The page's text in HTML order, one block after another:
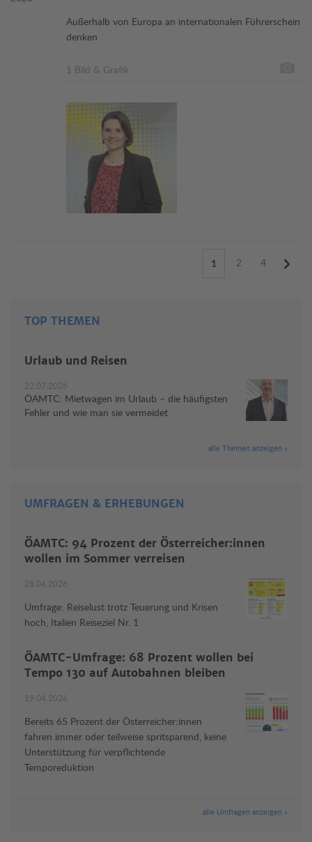
Außerhalb von Europa an internationalen Führerschein
denken
1 Bild & Grafik
1 2 4
TOP THEMEN
Urlaub und Reisen
22.07.2026
ÖAMTC: Mietwagen im Urlaub – die häufigsten
Fehler und wie man sie vermeidet
alle Themen anzeigen »
UMFRAGEN & ERHEBUNGEN
ÖAMTC: 94 Prozent der Österreicher:innen
wollen im Sommer verreisen
28.04.2026
Umfrage: Reiselust trotz Teuerung und Krisen
hoch, Italien Reiseziel Nr. 1
ÖAMTC-Umfrage: 68 Prozent wollen bei
Tempo 130 auf Autobahnen bleiben
19.04.2026
Bereits 65 Prozent der Österreicher:innen
fahren immer oder teilweise spritsparend, keine
Unterstützung für verpflichtende
Temporeduktion
alle Umfragen anzeigen »